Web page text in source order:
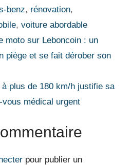
benz, rénovation,
, voiture abordable
moto sur Leboncoin : un
piège et se fait dérober son
plus de 180 km/h justifie sa
médical urgent
pour publier un